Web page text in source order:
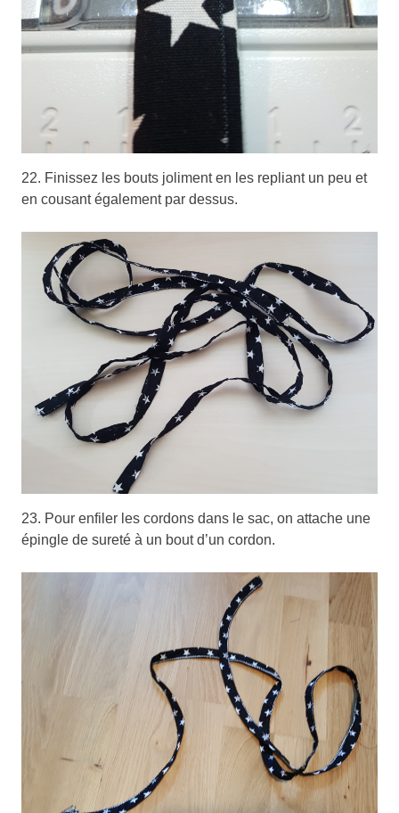
22. Finissez les bouts joliment en les repliant un peu et
en cousant également par dessus.
23. Pour enfiler les cordons dans le sac, on attache une
épingle de sureté à un bout d’un cordon.